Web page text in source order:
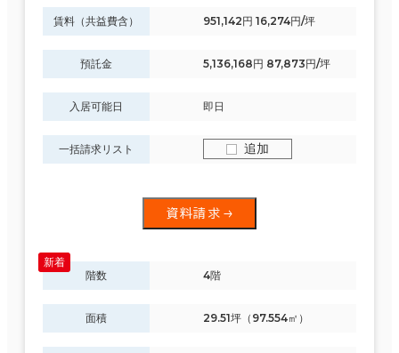
賃料（共益費含） 951,142円 16,274円/坪
預託金 5,136,168円 87,873円/坪
入居可能日 即日
一括請求リスト 追加
資料請求
階数 4階
面積 29.51坪（97.554㎡）